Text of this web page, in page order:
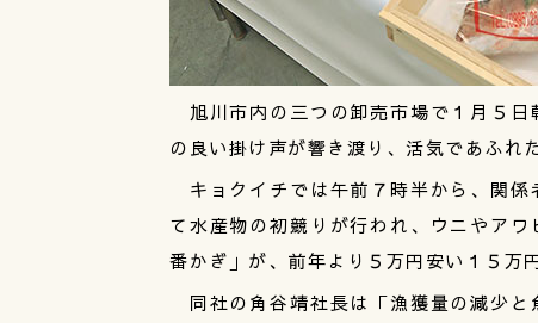
旭川市内の三つの卸売市場で１月５日
の良い掛け声が響き渡り、活気であふれた
キョクイチでは午前７時半から、関係
て水産物の初競りが行われ、ウニやア
番かぎ」が、前年より５万円安い１５万
同社の角谷靖社長は「漁獲量の減少と